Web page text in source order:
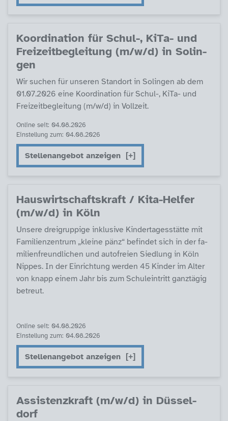
Ko­or­di­na­ti­on für Schul-, Ki­Ta- und
Frei­zeit­be­g­lei­tung (m/w/d) in So­lin­
gen
Wir su­chen für un­se­ren Stand­ort in So­lin­gen ab dem
01.07.2026 ei­ne Ko­or­di­na­ti­on für Schul-, Ki­Ta- und
Frei­zeit­be­g­lei­tung (m/w/d) in Voll­zeit.
Online seit: 04.08.2026
Einstellung zum: 04.08.2026
Stellenangebot anzeigen
Haus­wirt­schafts­kraft / Ki­ta-Hel­fer
(m/w/d) in Köln
Un­se­re drei­grup­pi­ge in­k­lu­si­ve Kin­der­ta­ges­stät­te mit
Fa­mi­li­en­zen­trum „klei­ne pän­z“ be­fin­det sich in der fa­
mi­li­en­f­reund­li­chen und au­to­f­rei­en Sied­lung in Köln
Nip­pes. In der Ein­rich­tung wer­den 45 Kin­der im Al­ter
von knapp ei­nem Jahr bis zum Schu­lein­tritt ganz­tä­g­ig
be­t­reut.
Online seit: 04.08.2026
Einstellung zum: 04.08.2026
Stellenangebot anzeigen
As­sis­tenz­kraft (m/w/d) in Düs­sel­
dorf